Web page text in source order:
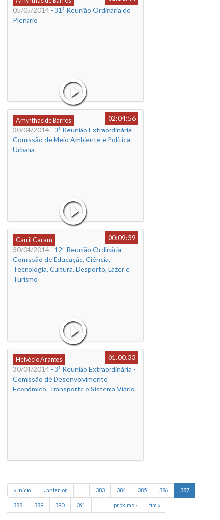
05/05/2014 - 31ª Reunião Ordinária do
Plenário
Amynthas de Barros
02:04:56
30/04/2014 - 3ª Reunião Extraordinária -
Comissão de Meio Ambiente e Política
Urbana
Camil Caram
00:09:39
30/04/2014 - 12ª Reunião Ordinária -
Comissão de Educação, Ciência,
Tecnologia, Cultura, Desporto, Lazer e
Turismo
Helvécio Arantes
01:00:33
30/04/2014 - 3ª Reunião Extraordinária -
Comissão de Desenvolvimento
Econômico, Transporte e Sistema Viário
« início ‹ anterior 383 384 385 386 387
388 389 390 391 próximo › fim »